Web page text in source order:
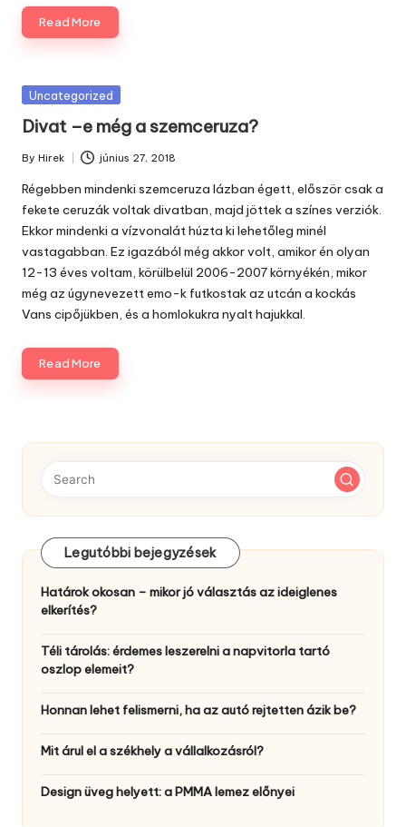
Read More
Posted
Uncategorized
Divat –e még a szemceruza?
Posted
by
By Hirek június 27, 2018
Régebben mindenki szemceruza lázban égett, először csak a
fekete ceruzák voltak divatban, majd jöttek a színes verziók.
Ekkor mindenki a vízvonalát húzta ki lehetőleg minél
vastagabban. Ez igazából még akkor volt, amikor én olyan
12-13 éves voltam, körülbelül 2006-2007 környékén, mikor
még az úgynevezett emo-k futkostak az utcán a kockás
Vans cipőjükben, és a homlokukra nyalt hajukkal.
Read More
Legutóbbi bejegyzések
Határok okosan – mikor jó választás az ideiglenes
elkerítés?
Téli tárolás: érdemes leszerelni a napvitorla tartó
oszlop elemeit?
Honnan lehet felismerni, ha az autó rejtetten ázik be?
Mit árul el a székhely a vállalkozásról?
Design üveg helyett: a PMMA lemez előnyei